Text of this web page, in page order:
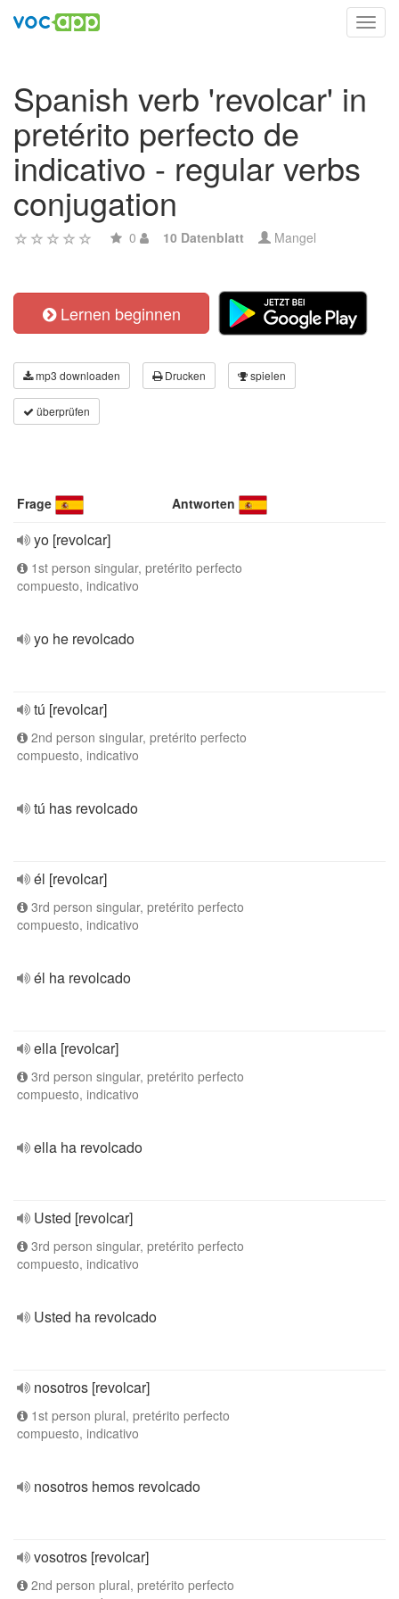
Spanish verb 'revolcar' in
pretérito perfecto de
indicativo - regular verbs
conjugation
0 10 Datenblatt Mangel
Lernen beginnen
mp3 downloaden Drucken spielen
überprüfen
Frage Antworten
yo [revolcar]
1st person singular, pretérito perfecto
compuesto, indicativo
yo he revolcado
tú [revolcar]
2nd person singular, pretérito perfecto
compuesto, indicativo
tú has revolcado
él [revolcar]
3rd person singular, pretérito perfecto
compuesto, indicativo
él ha revolcado
ella [revolcar]
3rd person singular, pretérito perfecto
compuesto, indicativo
ella ha revolcado
Usted [revolcar]
3rd person singular, pretérito perfecto
compuesto, indicativo
Usted ha revolcado
nosotros [revolcar]
1st person plural, pretérito perfecto
compuesto, indicativo
nosotros hemos revolcado
vosotros [revolcar]
2nd person plural, pretérito perfecto